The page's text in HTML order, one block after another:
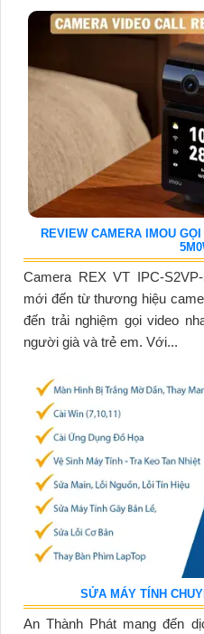
REVIEW CAMERA IMOU
Camera REX VT IPC-
mới đến từ thương hiệu
đến trải nghiệm gọi video
người già và trẻ em. Với...
SỬA MÁY TÍNH
An Thành Phát mang đến